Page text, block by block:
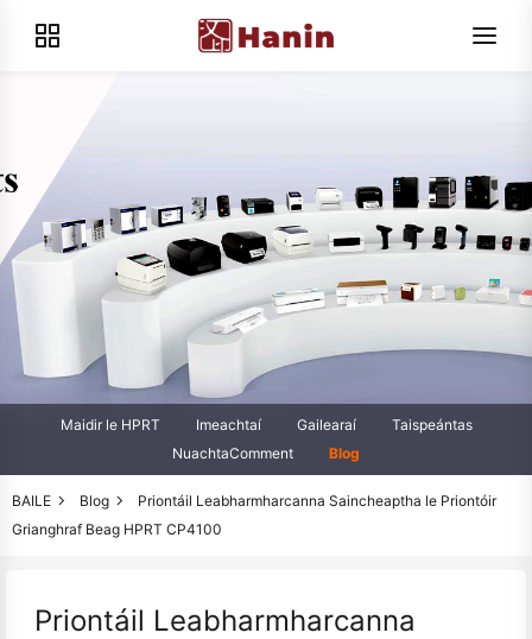
Maidir le HPRT Imeachtaí Gailearaí
Taispeántas
NuachtaComment
Blog
BAILE Blog
Priontáil Leabharmharcanna Saincheaptha le Priontóir
Grianghraf Beag HPRT CP4100
Priontáil Leabharmharcanna